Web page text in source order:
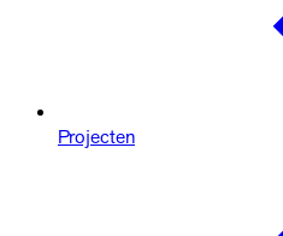
Projecten